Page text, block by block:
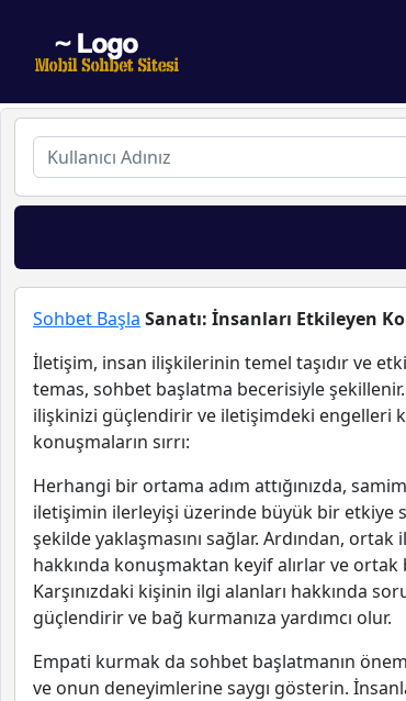
Sohbet Başla Sanatı: İnsanları Etkileyen
İletişim, insan ilişkilerinin temel taşıdır ve
temas, sohbet başlatma becerisiyle
ilişkinizi güçlendirir ve iletişimdeki engelleri
konuşmaların sırrı:
Herhangi bir ortama adım attığınızda,
iletişimin ilerleyişi üzerinde büyük bir etkiye
şekilde yaklaşmasını sağlar. Ardından,
hakkında konuşmaktan keyif alırlar ve
Karşınızdaki kişinin ilgi alanları hakkında
güçlendirir ve bağ kurmanıza yardımcı olur.
Empati kurmak da sohbet başlatmanın
ve onun deneyimlerine saygı gösterin.